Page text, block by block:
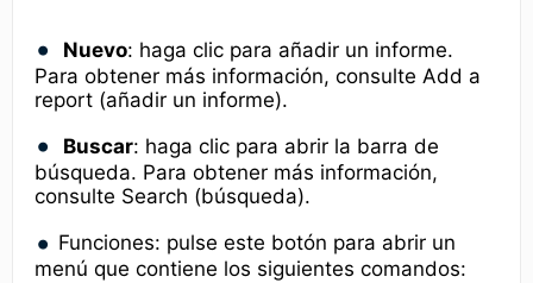
Nuevo: haga clic para añadir un informe.
Para obtener más información, consulte Add a
report (añadir un informe).
Buscar: haga clic para abrir la barra de
búsqueda. Para obtener más información,
consulte Search (búsqueda).
Funciones: pulse este botón para abrir un
menú que contiene los siguientes comandos: